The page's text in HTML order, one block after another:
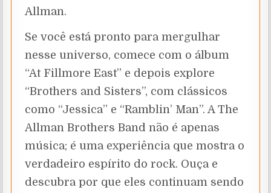
Allman.
Se você está pronto para mergulhar
nesse universo, comece com o álbum
“At Fillmore East” e depois explore
“Brothers and Sisters”, com clássicos
como “Jessica” e “Ramblin’ Man”. A The
Allman Brothers Band não é apenas
música; é uma experiência que mostra o
verdadeiro espírito do rock. Ouça e
descubra por que eles continuam sendo